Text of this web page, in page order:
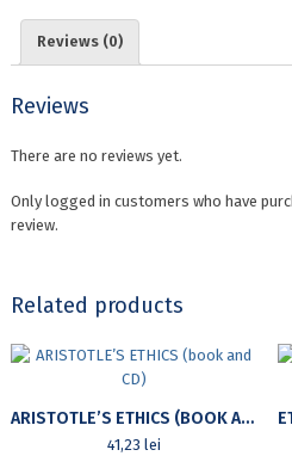
Reviews (0)
Reviews
There are no reviews yet.
Only logged in customers who have
review.
Related products
ARISTOTLE’S ETHICS (BOOK AND CD)
41,23 lei